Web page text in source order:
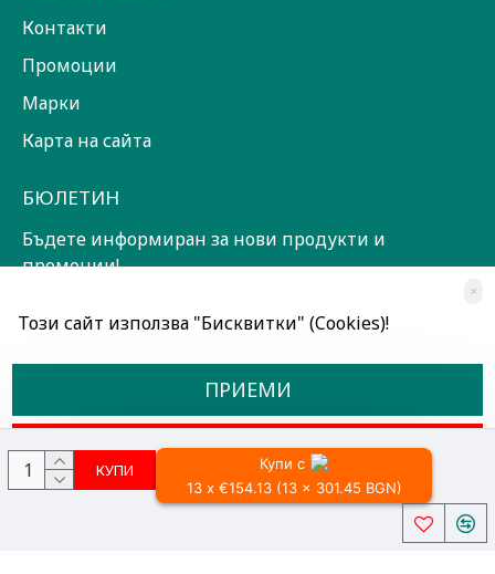
КУПИ
Купи с
13 x €154.13 (13 x 301.45 BGN)
Контакти
Промоции
Марки
Карта на сайта
БЮЛЕТИН
Бъдете информиран за нови продукти и
промоции!
Прочетох и съм съгласен сОбщи условия
Всички права запазени © 2024, Радославов Мюзик Център
×
Този сайт използва "Бисквитки" (Cookies)!
ПРИЕМИ
ОТКАЖИ